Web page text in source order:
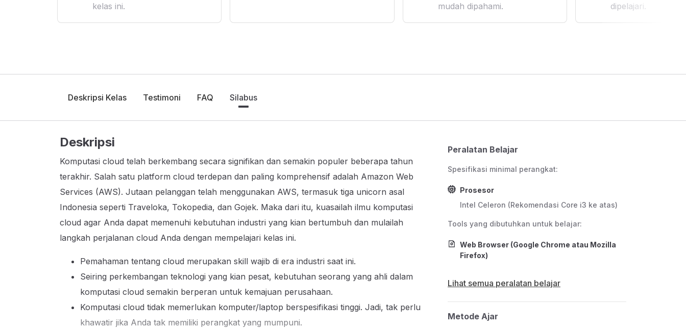
kelas ini.
mudah dipahami.
dipelajari.
Deskripsi Kelas Testimoni FAQ Silabus
Deskripsi
Komputasi cloud telah berkembang secara signifikan dan semakin populer beberapa tahun
terakhir. Salah satu platform cloud terdepan dan paling komprehensif adalah Amazon Web
Services (AWS). Jutaan pelanggan telah menggunakan AWS, termasuk tiga unicorn asal
Indonesia seperti Traveloka, Tokopedia, dan Gojek. Maka dari itu, kuasailah ilmu komputasi
cloud agar Anda dapat memenuhi kebutuhan industri yang kian bertumbuh dan mulailah
langkah perjalanan cloud Anda dengan mempelajari kelas ini.
Pemahaman tentang cloud merupakan skill wajib di era industri saat ini.
Seiring perkembangan teknologi yang kian pesat, kebutuhan seorang yang ahli dalam
komputasi cloud semakin berperan untuk kemajuan perusahaan.
Komputasi cloud tidak memerlukan komputer/laptop berspesifikasi tinggi. Jadi, tak perlu
khawatir jika Anda tak memiliki perangkat yang mumpuni.
Peralatan Belajar
Spesifikasi minimal perangkat:
Prosesor
Intel Celeron (Rekomendasi Core i3 ke atas)
Tools yang dibutuhkan untuk belajar:
Web Browser (Google Chrome atau Mozilla
Firefox)
Lihat semua peralatan belajar
Metode Ajar